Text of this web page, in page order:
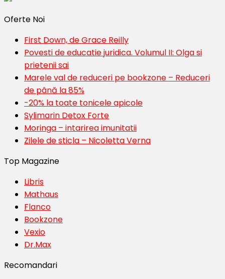
Oferte Noi
First Down, de Grace Reilly
Povesti de educatie juridica. Volumul II: Olga si
prietenii sai
Marele val de reduceri pe bookzone – Reduceri
de până la 85%
-20% la toate tonicele apicole
Sylimarin Detox Forte
Moringa – intarirea imunitatii
Zilele de sticla – Nicoletta Verna
Top Magazine
Libris
Mathaus
Flanco
Bookzone
Vexio
Dr.Max
Recomandari